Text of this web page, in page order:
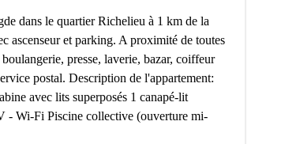
dans le quartier Richelieu à 1 km de la
ascenseur et parking. A proximité de toutes
presse, laverie, bazar, coiffeur
postal. Description de l'appartement:
avec lits superposés 1 canapé-lit
- Wi-Fi Piscine collective (ouverture mi-